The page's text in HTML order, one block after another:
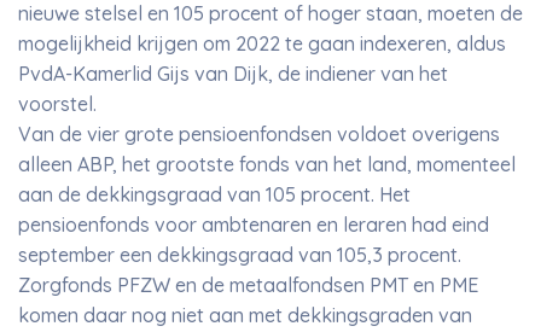
nieuwe stelsel en 105 procent of hoger staan, moeten de
mogelijkheid krijgen om 2022 te gaan indexeren, aldus
PvdA-Kamerlid Gijs van Dijk, de indiener van het
voorstel.
Van de vier grote pensioenfondsen voldoet overigens
alleen ABP, het grootste fonds van het land, momenteel
aan de dekkingsgraad van 105 procent. Het
pensioenfonds voor ambtenaren en leraren had eind
september een dekkingsgraad van 105,3 procent.
Zorgfonds PFZW en de metaalfondsen PMT en PME
komen daar nog niet aan met dekkingsgraden van